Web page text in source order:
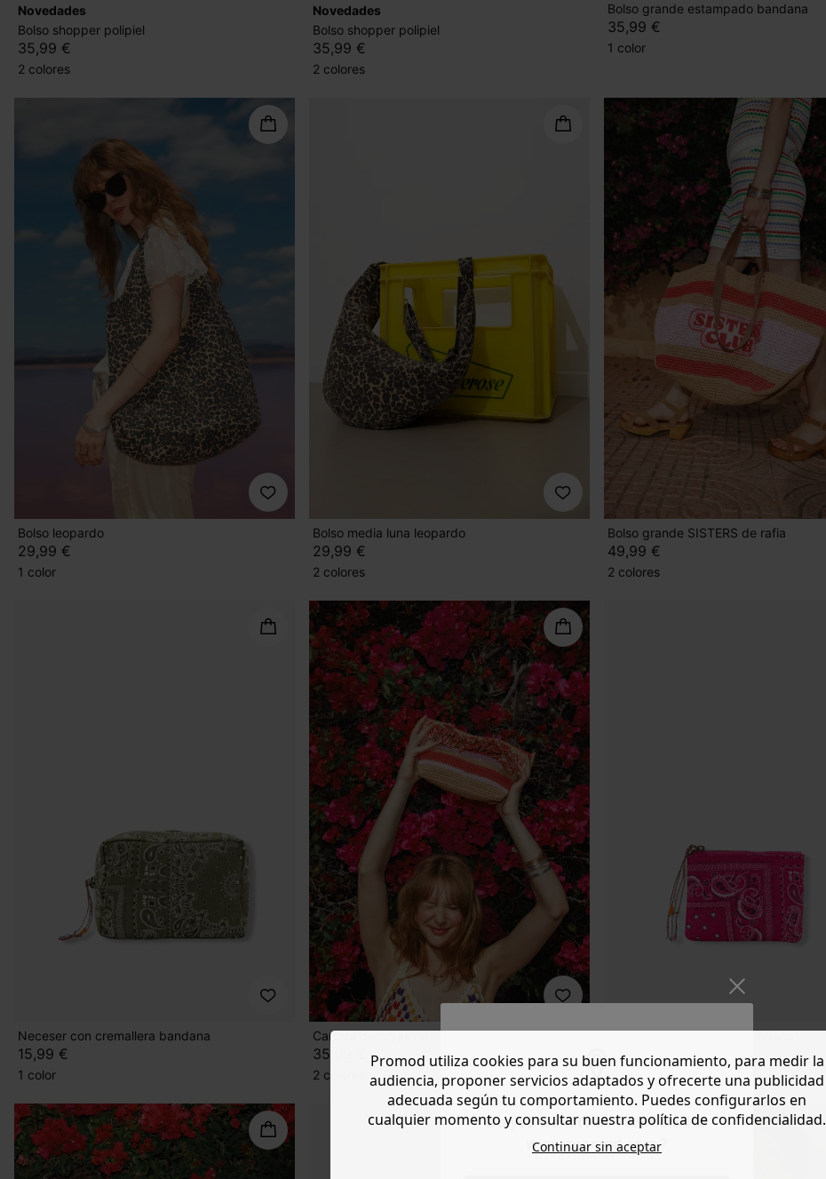
Do you want to be redirected to
www.promod.com ?
novedades
Bolso shopper polipiel
35,99 €
2 colores
novedades
Bolso shopper polipiel
35,99 €
2 colores
Bolso grande estampado bandana
35,99 €
1 color
Bolso leopardo
29,99 €
1 color
Bolso media luna leopardo
29,99 €
2 colores
Bolso grande SISTERS de rafia
49,99 €
2 colores
Neceser con cremallera bandana
15,99 €
1 color
Cartera de rayas rafia
35,99 €
2 colores
Cartera de estampado bandana
9,99 €
1 color
Promod utiliza cookies para su buen funcionamiento, para medir la
audiencia, proponer servicios adaptados y ofrecerte una publicidad
adecuada según tu comportamiento. Puedes configurarlos en
cualquier momento y consultar nuestra política de confidencialidad.
Continuar sin aceptar